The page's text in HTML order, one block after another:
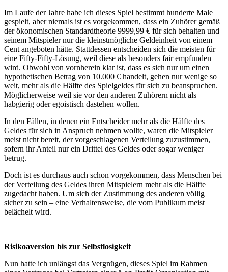
Im Laufe der Jahre habe ich dieses Spiel bestimmt hunderte Male
gespielt, aber niemals ist es vorgekommen, dass ein Zuhörer gemäß
der ökonomischen Standardtheorie 9999,99 € für sich behalten und
seinem Mitspieler nur die kleinstmögliche Geldeinheit von einem
Cent angeboten hätte. Stattdessen entscheiden sich die meisten für
eine Fifty-Fifty-Lösung, weil diese als besonders fair empfunden
wird. Obwohl von vornherein klar ist, dass es sich nur um einen
hypothetischen Betrag von 10.000 € handelt, gehen nur wenige so
weit, mehr als die Hälfte des Spielgeldes für sich zu beanspruchen.
Möglicherweise weil sie vor den anderen Zuhörern nicht als
habgierig oder egoistisch dastehen wollen.
In den Fällen, in denen ein Entscheider mehr als die Hälfte des
Geldes für sich in Anspruch nehmen wollte, waren die Mitspieler
meist nicht bereit, der vorgeschlagenen Verteilung zuzustimmen,
sofern ihr Anteil nur ein Drittel des Geldes oder sogar weniger
betrug.
Doch ist es durchaus auch schon vorgekommen, dass Menschen bei
der Verteilung des Geldes ihren Mitspielern mehr als die Hälfte
zugedacht haben. Um sich der Zustimmung des anderen völlig
sicher zu sein – eine Verhaltensweise, die vom Publikum meist
belächelt wird.
Risikoaversion bis zur Selbstlosigkeit
Nun hatte ich unlängst das Vergnügen, dieses Spiel im Rahmen